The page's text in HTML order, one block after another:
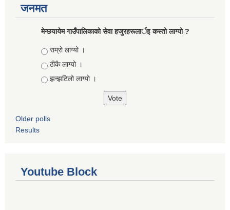
जनमत
मेन्छयायेम गाउँपालिकाको सेवा हजुरहरूलार्इ कस्तो लाग्यो ?
Choices
राम्रो लाग्यो ।
ठीकै लाग्यो ।
झन्झटिलो लाग्यो ।
Older polls
Results
Youtube Block